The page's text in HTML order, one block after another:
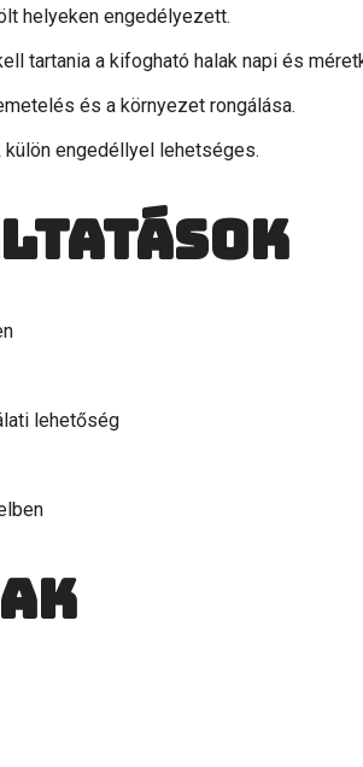
helyeken engedélyezett.
tartania a kifogható halak napi és
és a környezet rongálása.
engedéllyel lehetséges.
lehetőség